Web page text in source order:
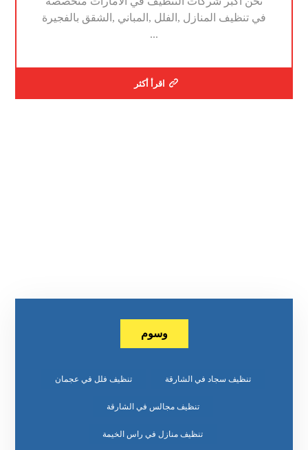
في تنظيف المنازل ,الفلل ,المباني ,الشقق بالفجيرة
...
اقرأ أكثر
وسوم
تنظيف سجاد في الشارقة تنظيف فلل في عجمان
تنظيف مجالس في الشارقة
تنظيف منازل في راس الخيمة